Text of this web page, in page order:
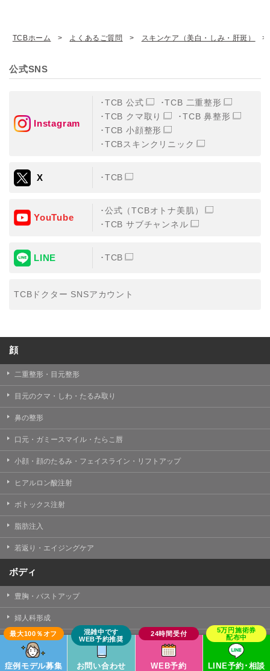
TCBホーム よくあるご質問 スキンケア（美白・しみ・肝斑）
公式SNS
Instagram
TCB 公式
TCB 二重整形
TCB クマ取り
TCB 鼻整形
TCB 小顔整形
TCBスキンクリニック
X TCB
YouTube
公式（TCBオトナ美肌）
TCB サブチャンネル
LINE TCB
TCBドクター SNSアカウント
顔
二重整形・目元整形
目元のクマ・しわ・たるみ取り
鼻の整形
口元・ガミースマイル・たらこ唇
小顔・顔のたるみ・フェイスライン・リフトアップ
ヒアルロン酸注射
ボトックス注射
脂肪注入
若返り・エイジングケア
ボディ
豊胸・バストアップ
婦人科形成
痩身・ダイエット・脂肪溶解注射
脂肪吸引
症例モデル募集 お問い合わせ WEB予約 LINE予約･相談